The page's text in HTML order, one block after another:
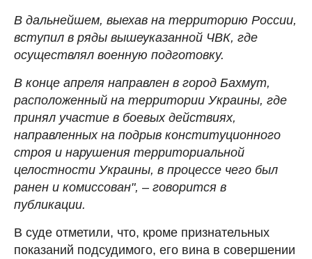
В дальнейшем, выехав на территорию России,
вступил в ряды вышеуказанной ЧВК, где
осуществлял военную подготовку.
В конце апреля направлен в город Бахмут,
расположенный на территории Украины, где
принял участие в боевых действиях,
направленных на подрыв конституционного
строя и нарушения территориальной
целостности Украины, в процессе чего был
ранен и комиссован", – говорится в
публикации.
В суде отметили, что, кроме признательных
показаний подсудимого, его вина в совершении